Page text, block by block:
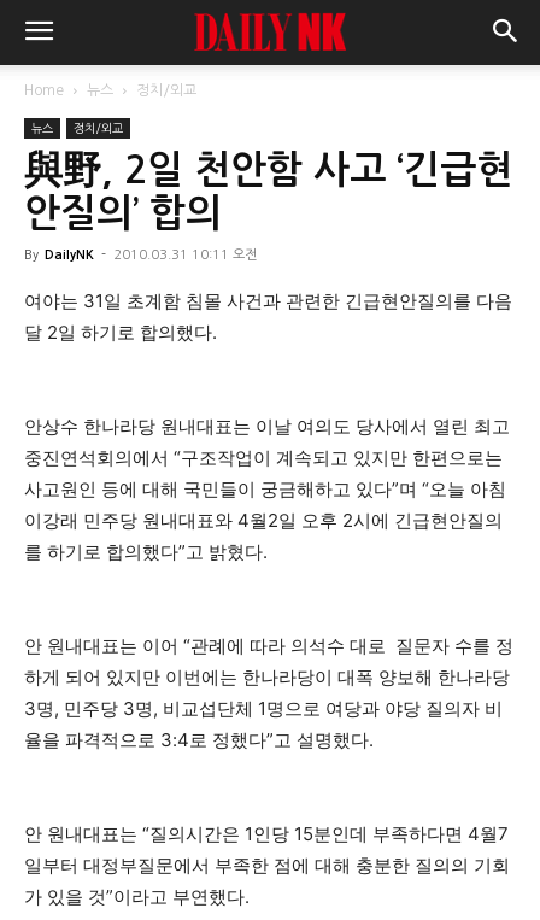
Home 뉴스 정치/외교
뉴스 정치/외교
與野, 2일 천안함 사고 ‘긴급현
안질의’ 합의
By DailyNK - 2010.03.31 10:11 오전
여야는 31일 초계함 침몰 사건과 관련한 긴급현안질의를 다음
달 2일 하기로 합의했다.
안상수 한나라당 원내대표는 이날 여의도 당사에서 열린 최고
중진연석회의에서 “구조작업이 계속되고 있지만 한편으로는
사고원인 등에 대해 국민들이 궁금해하고 있다”며 “오늘 아침
이강래 민주당 원내대표와 4월2일 오후 2시에 긴급현안질의
를 하기로 합의했다”고 밝혔다.
안 원내대표는 이어 “관례에 따라 의석수 대로 질문자 수를 정
하게 되어 있지만 이번에는 한나라당이 대폭 양보해 한나라당
3명, 민주당 3명, 비교섭단체 1명으로 여당과 야당 질의자 비
율을 파격적으로 3:4로 정했다”고 설명했다.
안 원내대표는 “질의시간은 1인당 15분인데 부족하다면 4월7
일부터 대정부질문에서 부족한 점에 대해 충분한 질의의 기회
가 있을 것”이라고 부연했다.